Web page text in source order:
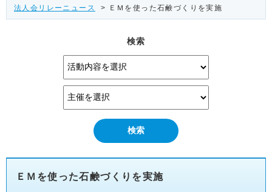
法人会リレーニュース > ＥＭを使った石鹸づくりを実施
検索
ＥＭを使った石鹸づくりを実施